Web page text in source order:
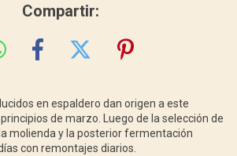
Compartir:
en espaldero dan origen a este
de marzo. Luego de la selección de
molienda y la posterior fermentación
con remontajes diarios.